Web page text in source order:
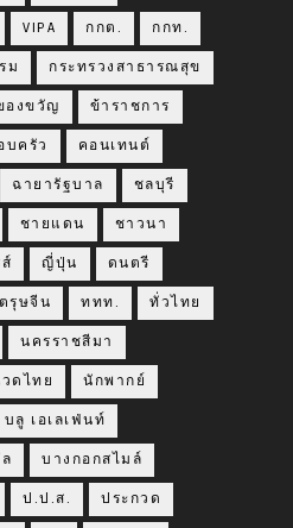
VIPA กกต. กกท.
ม กระทรวงสาธารณสุข
องขวัญ ข้าราชการ
บครัว คอนเทนต์
ฉายารัฐบาล ชลบุรี
ชายแดน ชาวนา
ญี่ปุ่น ดนตรี
ตรุษจีน ททท. ทั่วไทย
นครราชสีมา
ดไทย นักพากย์
บลู เอเลเฟ่นท์
บางกอกสไมล์
ป.ป.ส. ประกวด